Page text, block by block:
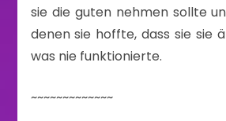
sie die guten nehmen sollte
denen sie hoffte, dass sie sie
was nie funktionierte.
~~~~~~~~~~~~~